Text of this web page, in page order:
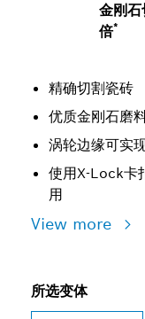
金刚
倍*
精确切割瓷砖
优质金刚石磨
涡轮边缘可实
使用X-Lock卡
用
View more
所选变体